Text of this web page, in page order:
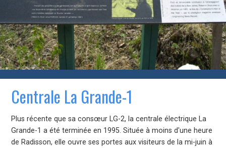
Centrale La Grande-1
Plus récente que sa consœur LG-2, la centrale électrique La
Grande-1 a été terminée en 1995. Située à moins d'une heure
de Radisson, elle ouvre ses portes aux visiteurs de la mi-juin à